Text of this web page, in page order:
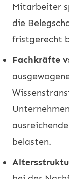
Mitarbeiter
die
fristgerecht
Fachkräfte
belasten.